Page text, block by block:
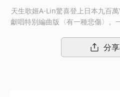
天生歌姬A-Lin驚喜登上日本九百
獻唱特別編曲版〈有一種悲傷〉。
分